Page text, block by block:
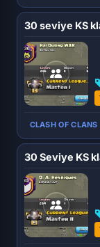
30 seviye KS
CLASH OF CLANS
30 Seviye KS